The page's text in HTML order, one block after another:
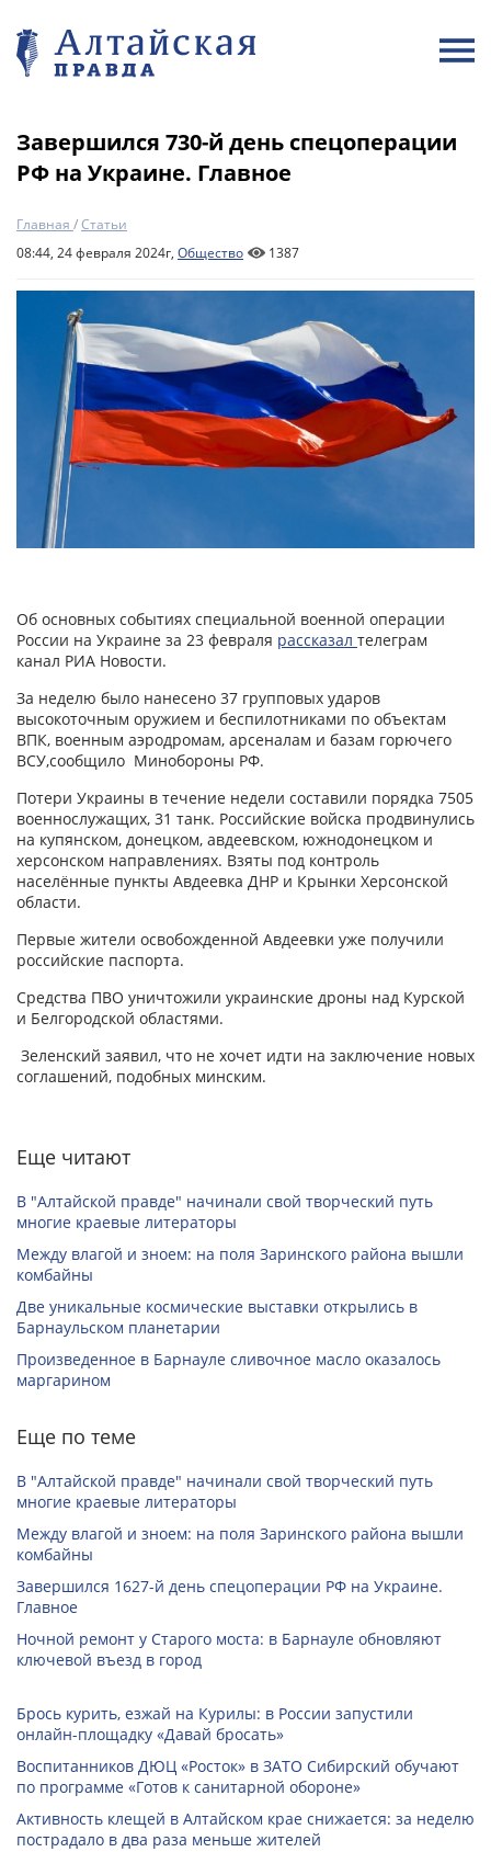
Завершился 730-й день спецоперации
РФ на Украине. Главное
Главная /Статьи
08:44, 24 февраля 2024г, Общество 1387
Об основных событиях специальной военной операции
России на Украине за 23 февраля рассказал телеграм
канал РИА Новости.
За неделю было нанесено 37 групповых ударов
высокоточным оружием и беспилотниками по объектам
ВПК, военным аэродромам, арсеналам и базам горючего
ВСУ,сообщило Минобороны РФ.
Потери Украины в течение недели составили порядка 7505
военнослужащих, 31 танк. Российские войска продвинулись
на купянском, донецком, авдеевском, южнодонецком и
херсонском направлениях. Взяты под контроль
населённые пункты Авдеевка ДНР и Крынки Херсонской
области.
Первые жители освобожденной Авдеевки уже получили
российские паспорта.
Средства ПВО уничтожили украинские дроны над Курской
и Белгородской областями.
Зеленский заявил, что не хочет идти на заключение новых
соглашений, подобных минским.
Еще читают
В "Алтайской правде" начинали свой творческий путь
многие краевые литераторы
Между влагой и зноем: на поля Заринского района вышли
комбайны
Две уникальные космические выставки открылись в
Барнаульском планетарии
Произведенное в Барнауле сливочное масло оказалось
маргарином
Еще по теме
В "Алтайской правде" начинали свой творческий путь
многие краевые литераторы
Между влагой и зноем: на поля Заринского района вышли
комбайны
Завершился 1627-й день спецоперации РФ на Украине.
Главное
Ночной ремонт у Старого моста: в Барнауле обновляют
ключевой въезд в город
Брось курить, езжай на Курилы: в России запустили
онлайн-­площадку «Давай бросать»
Воспитанников ДЮЦ «Росток» в ЗАТО Сибирский обучают
по программе «Готов к санитарной обороне»
Активность клещей в Алтайском крае снижается: за неделю
пострадало в два раза меньше жителей